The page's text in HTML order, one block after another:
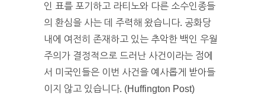
인 표를 포기하고 라티노와 다른 소수인종들
의 환심을 사는 데 주력해 왔습니다. 공화당
내에 여전히 존재하고 있는 추악한 백인 우월
주의가 결정적으로 드러난 사건이라는 점에
서 미국인들은 이번 사건을 예사롭게 받아들
이지 않고 있습니다. (Huffington Post)